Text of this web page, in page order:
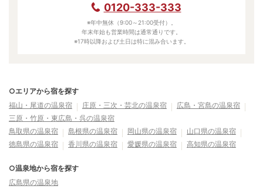
0120-333-333
※年中無休（9:00～21:00受付）。
年末年始も営業時間は通常通りです。
※17時以降および土日は特に混み合います。
○エリアから宿を探す
福山・尾道の温泉宿
庄原・三次・芸北の温泉宿
広島・宮島の温泉宿
三原・竹原・東広島・呉の温泉宿
鳥取県の温泉宿
島根県の温泉宿 岡山県の温泉宿
山口県の温泉宿
徳島県の温泉宿
香川県の温泉宿 愛媛県の温泉宿 高知県の温泉宿
○温泉地から宿を探す
広島県の温泉地